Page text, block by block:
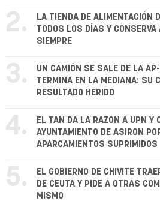
2.
LA TIENDA DE ALIMENTACIÓN
TODOS LOS DÍAS Y
SIEMPRE
3.
UN CAMIÓN SE SALE DE LA
TERMINA EN LA MEDIANA: SU
RESULTADO HERIDO
4.
EL TAN DA LA RAZÓN A UPN Y
AYUNTAMIENTO DE ASIRON
APARCAMIENTOS SUPRIMIDOS
5.
EL GOBIERNO DE CHIVITE
DE CEUTA Y PIDE A OTRAS
MISMO